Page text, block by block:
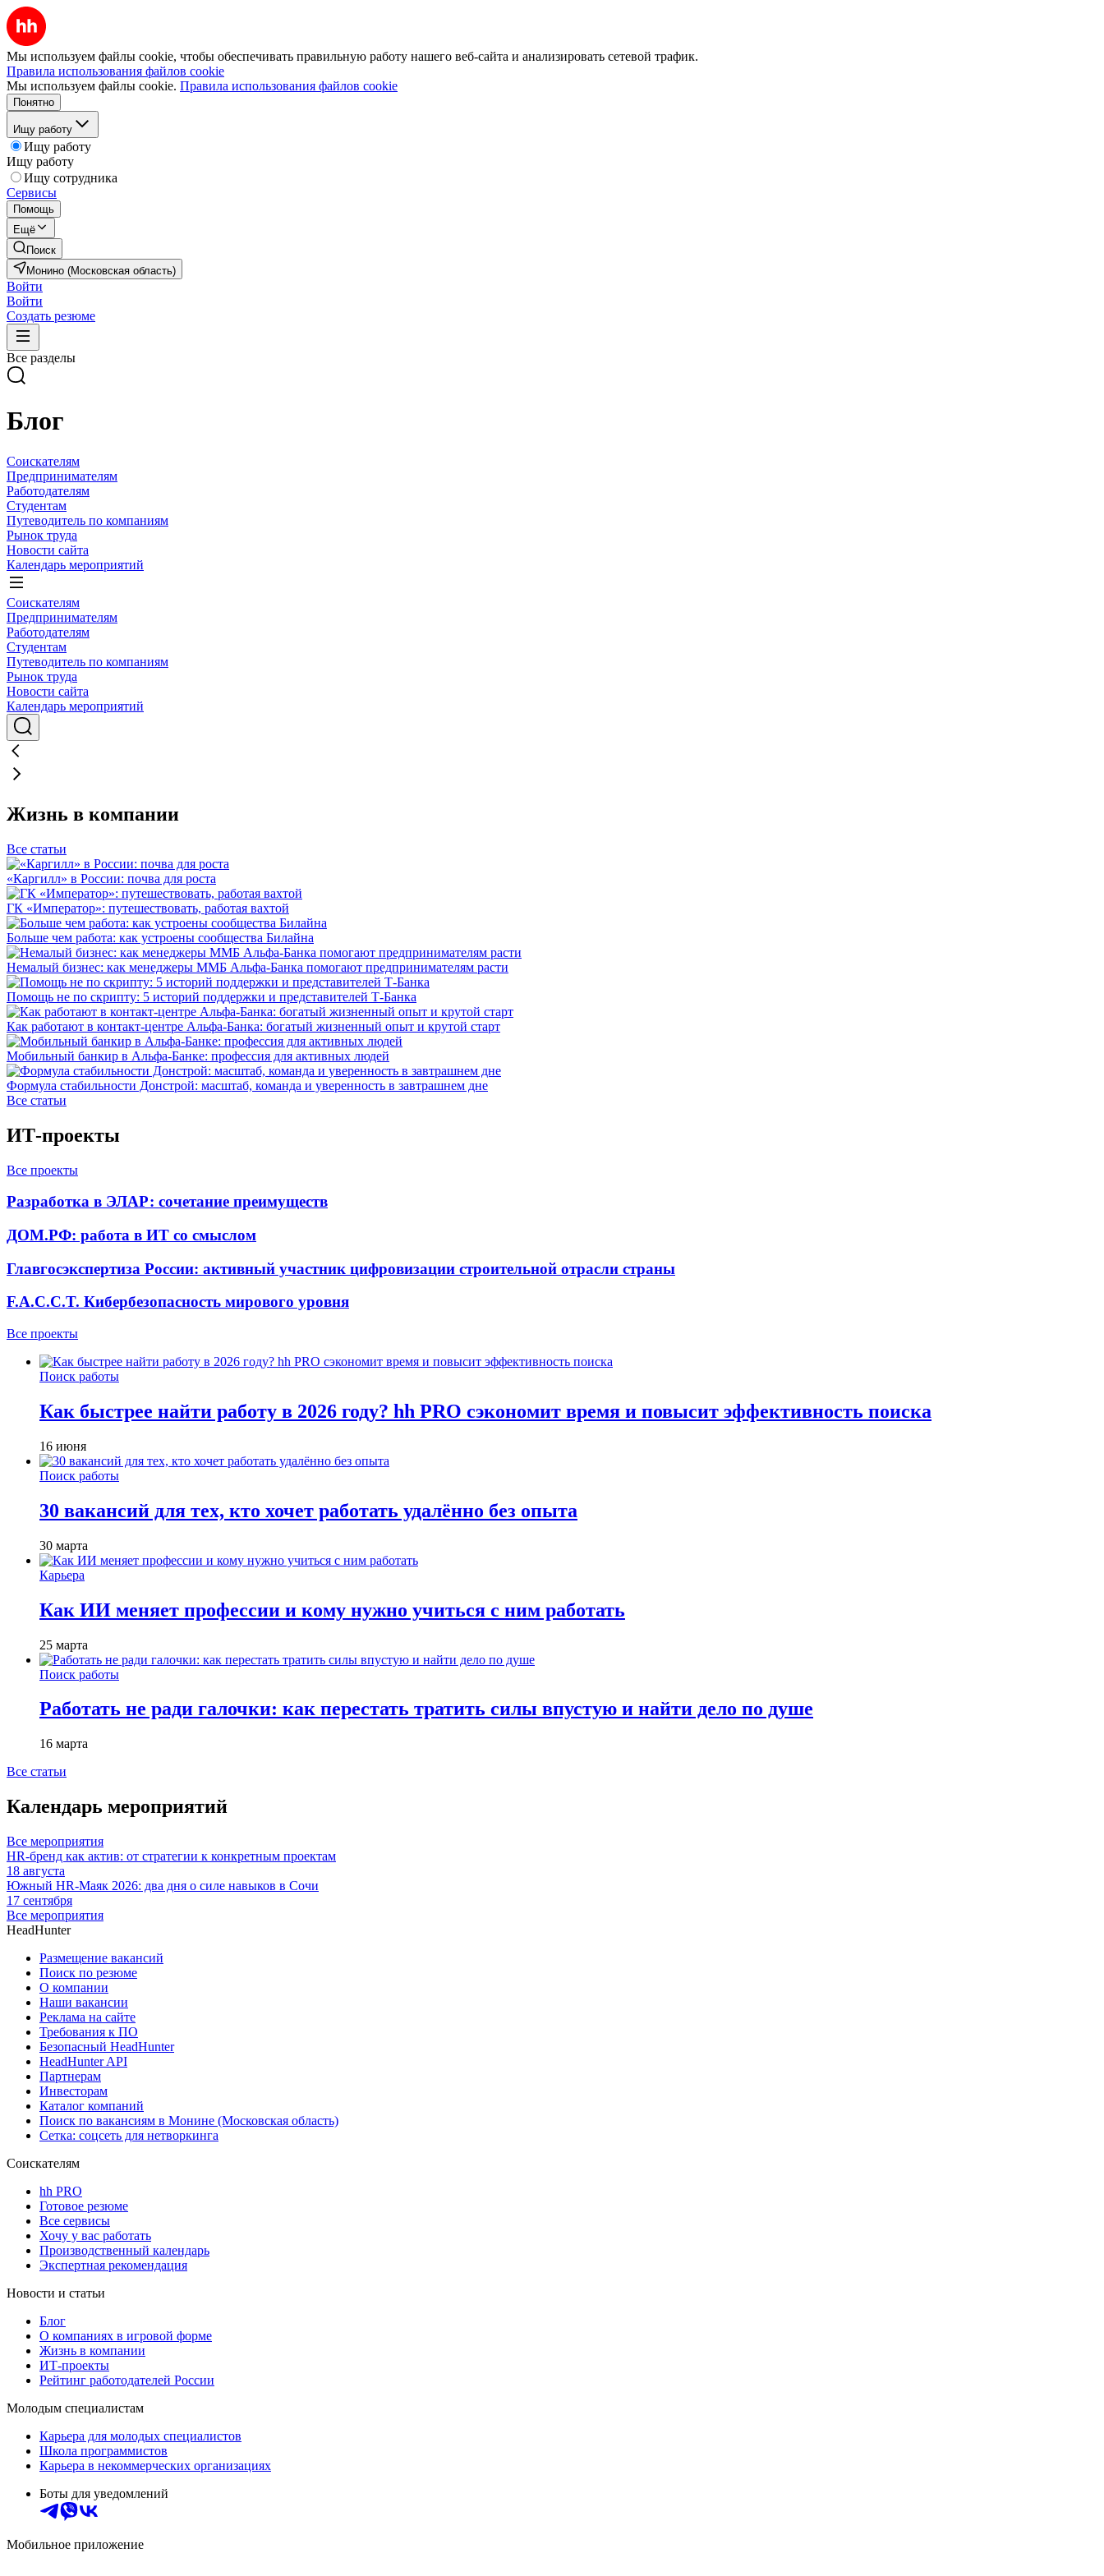
Мы используем файлы cookie, чтобы обеспечивать правильную работу нашего веб-сайта и анализировать сетевой трафик.
Правила использования файлов cookie
Мы используем файлы cookie. Правила использования файлов cookie
Понятно
Ищу работу
Ищу работу
Ищу работу
Ищу сотрудника
Сервисы
Помощь
Ещё
Поиск
Монино (Московская область)
Войти
Войти
Создать резюме
Все разделы
Блог
Соискателям
Предпринимателям
Работодателям
Студентам
Путеводитель по компаниям
Рынок труда
Новости сайта
Календарь мероприятий
Соискателям
Предпринимателям
Работодателям
Студентам
Путеводитель по компаниям
Рынок труда
Новости сайта
Календарь мероприятий
Жизнь в компании
Все статьи
«Каргилл» в России: почва для роста
ГК «Император»: путешествовать, работая вахтой
Больше чем работа: как устроены сообщества Билайна
Немалый бизнес: как менеджеры ММБ Альфа-Банка помогают предпринимателям расти
Помощь не по скрипту: 5 историй поддержки и представителей Т-Банка
Как работают в контакт-центре Альфа-Банка: богатый жизненный опыт и крутой старт
Мобильный банкир в Альфа-Банке: профессия для активных людей
Формула стабильности Донстрой: масштаб, команда и уверенность в завтрашнем дне
Все статьи
ИТ-проекты
Все проекты
Разработка в ЭЛАР: сочетание преимуществ
ДОМ.РФ: работа в ИТ со смыслом
Главгосэкспертиза России: активный участник цифровизации строительной отрасли страны
F.A.C.C.T. Кибербезопасность мирового уровня
Все проекты
Поиск работы
Как быстрее найти работу в 2026 году? hh PRO сэкономит время и повысит эффективность поиска
16 июня
Поиск работы
30 вакансий для тех, кто хочет работать удалённо без опыта
30 марта
Карьера
Как ИИ меняет профессии и кому нужно учиться с ним работать
25 марта
Поиск работы
Работать не ради галочки: как перестать тратить силы впустую и найти дело по душе
16 марта
Все статьи
Календарь мероприятий
Все мероприятия
HR-бренд как актив: от стратегии к конкретным проектам
18 августа
Южный HR-Маяк 2026: два дня о силе навыков в Сочи
17 сентября
Все мероприятия
HeadHunter
Размещение вакансий
Поиск по резюме
О компании
Наши вакансии
Реклама на сайте
Требования к ПО
Безопасный HeadHunter
HeadHunter API
Партнерам
Инвесторам
Каталог компаний
Поиск по вакансиям в Монине (Московская область)
Сетка: соцсеть для нетворкинга
Соискателям
hh PRO
Готовое резюме
Все сервисы
Хочу у вас работать
Производственный календарь
Экспертная рекомендация
Новости и статьи
Блог
О компаниях в игровой форме
Жизнь в компании
ИТ-проекты
Рейтинг работодателей России
Молодым специалистам
Карьера для молодых специалистов
Школа программистов
Карьера в некоммерческих организациях
Боты для уведомлений
Мобильное приложение